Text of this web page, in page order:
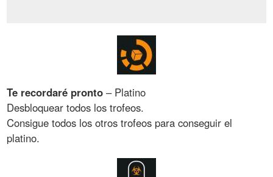
Te recordaré pronto – Platino
Desbloquear todos los trofeos.
Consigue todos los otros trofeos para conseguir el
platino.